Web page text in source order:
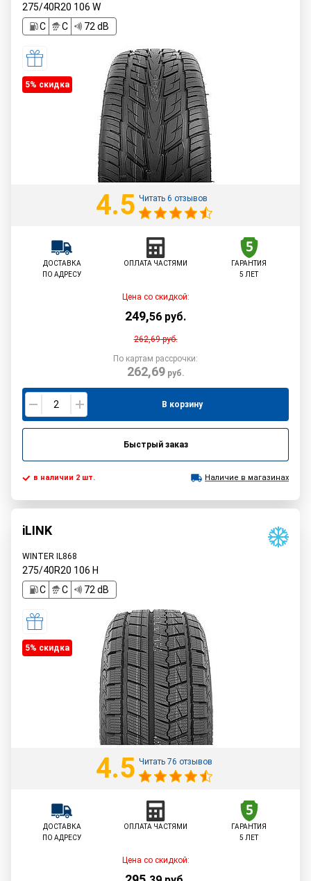
275/40R20 106 W
C
C 72 dB
5% cкидка
4.5 Читать 6 отзывов
ДОСТАВКА
ПО АДРЕСУ
ОПЛАТА ЧАСТЯМИ
ГАРАНТИЯ
5 ЛЕТ
Цена со скидкой:
249,56 руб.
262,69руб.
По картам рассрочки:
262,69руб.
В корзину
Быстрый заказ
в наличии 2 шт. Наличие в магазинах
iLINK
WINTER IL868
275/40R20 106 H
C
C 72 dB
5% cкидка
4.5 Читать 76 отзывов
ДОСТАВКА
ПО АДРЕСУ
ОПЛАТА ЧАСТЯМИ
ГАРАНТИЯ
5 ЛЕТ
Цена со скидкой: